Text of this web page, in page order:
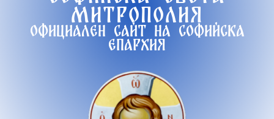
митрополия
Официален сайт на софийска
епархия